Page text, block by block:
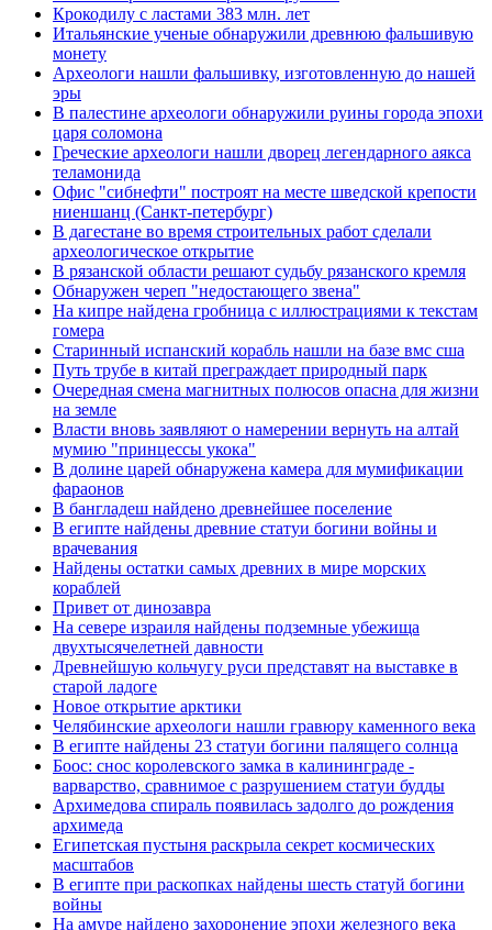
Крокодилу с ластами 383 млн. лет
Итальянские ученые обнаружили древнюю фальшивую
монету
Археологи нашли фальшивку, изготовленную до нашей
эры
В палестине археологи обнаружили руины города эпохи
царя соломона
Греческие археологи нашли дворец легендарного аякса
теламонида
Офис "сибнефти" построят на месте шведской крепости
ниеншанц (Санкт-петербург)
В дагестане во время строительных работ сделали
археологическое открытие
В рязанской области решают судьбу рязанского кремля
Обнаружен череп "недостающего звена"
На кипре найдена гробница с иллюстрациями к текстам
гомера
Старинный испанский корабль нашли на базе вмс сша
Путь трубе в китай преграждает природный парк
Очередная смена магнитных полюсов опасна для жизни
на земле
Власти вновь заявляют о намерении вернуть на алтай
мумию "принцессы укока"
В долине царей обнаружена камера для мумификации
фараонов
В бангладеш найдено древнейшее поселение
В египте найдены древние статуи богини войны и
врачевания
Найдены остатки самых древних в мире морских
кораблей
Привет от динозавра
На севере израиля найдены подземные убежища
двухтысячелетней давности
Древнейшую кольчугу руси представят на выставке в
старой ладоге
Новое открытие арктики
Челябинские археологи нашли гравюру каменного века
В египте найдены 23 статуи богини палящего солнца
Боос: снос королевского замка в калининграде -
варварство, сравнимое с разрушением статуи будды
Архимедова спираль появилась задолго до рождения
архимеда
Египетская пустыня раскрыла секрет космических
масштабов
В египте при раскопках найдены шесть статуй богини
войны
На амуре найдено захоронение эпохи железного века